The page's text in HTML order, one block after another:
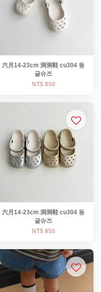
六月14-23cm 洞洞鞋 cu304 동
글슈즈
NT$ 850
六月14-23cm 洞洞鞋 cu304 동
글슈즈
NT$ 850